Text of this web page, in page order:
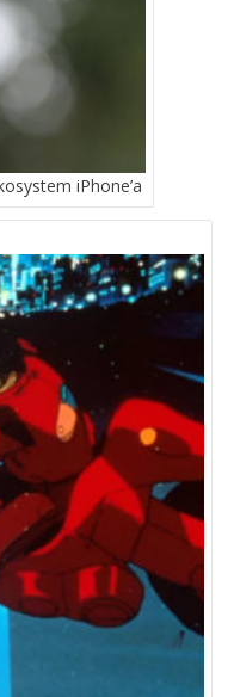
iPhone’a